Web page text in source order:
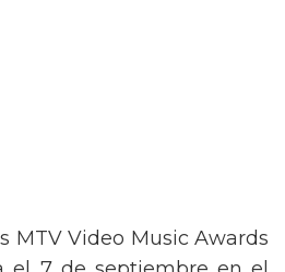
MTV Video Music Awards